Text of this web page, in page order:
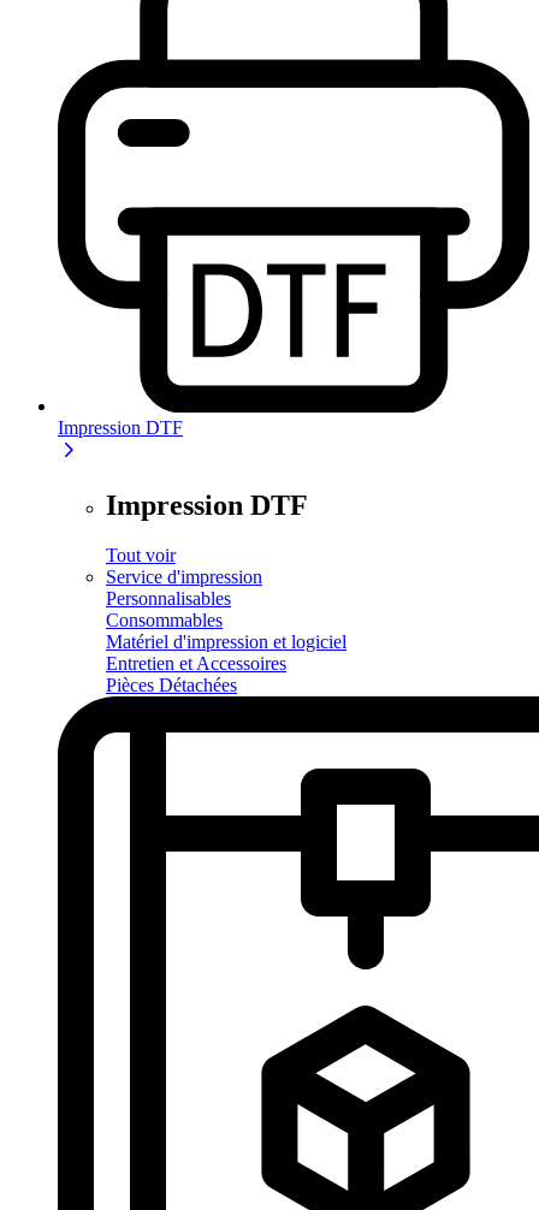
Impression DTF
Impression DTF
Tout voir
Service d'impression
Personnalisables
Consommables
Matériel d'impression et logiciel
Entretien et Accessoires
Pièces Détachées